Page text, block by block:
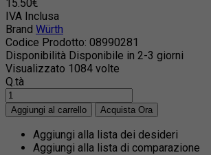
15.50€
IVA Inclusa
Brand Würth
Codice Prodotto: 08990281
Disponibilità Disponibile in 2-3 giorni
Visualizzato 1084 volte
Q.tà
Aggiungi alla lista dei desideri
Aggiungi alla lista di comparazione